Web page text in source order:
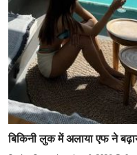
बिकिनी लुक में अलाया एफ ने